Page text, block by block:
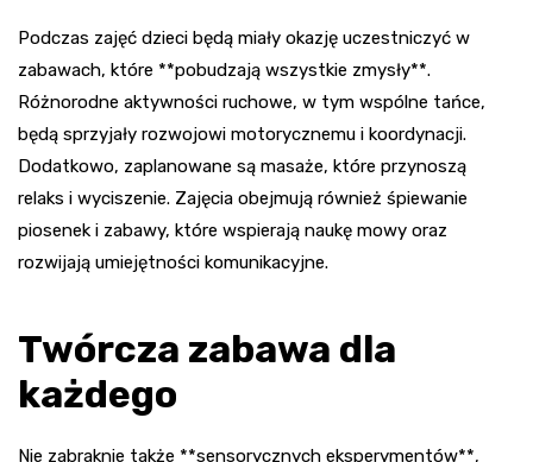
Podczas zajęć dzieci będą miały okazję uczestniczyć w
zabawach, które **pobudzają wszystkie zmysły**.
Różnorodne aktywności ruchowe, w tym wspólne tańce,
będą sprzyjały rozwojowi motorycznemu i koordynacji.
Dodatkowo, zaplanowane są masaże, które przynoszą
relaks i wyciszenie. Zajęcia obejmują również śpiewanie
piosenek i zabawy, które wspierają naukę mowy oraz
rozwijają umiejętności komunikacyjne.
Twórcza zabawa dla
każdego
Nie zabraknie także **sensorycznych eksperymentów**,